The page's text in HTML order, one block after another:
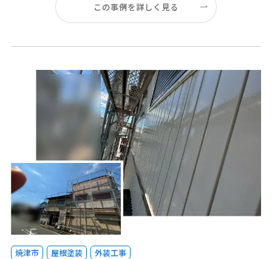
この事例を詳しく見る
焼津市 屋根塗装 外装工事